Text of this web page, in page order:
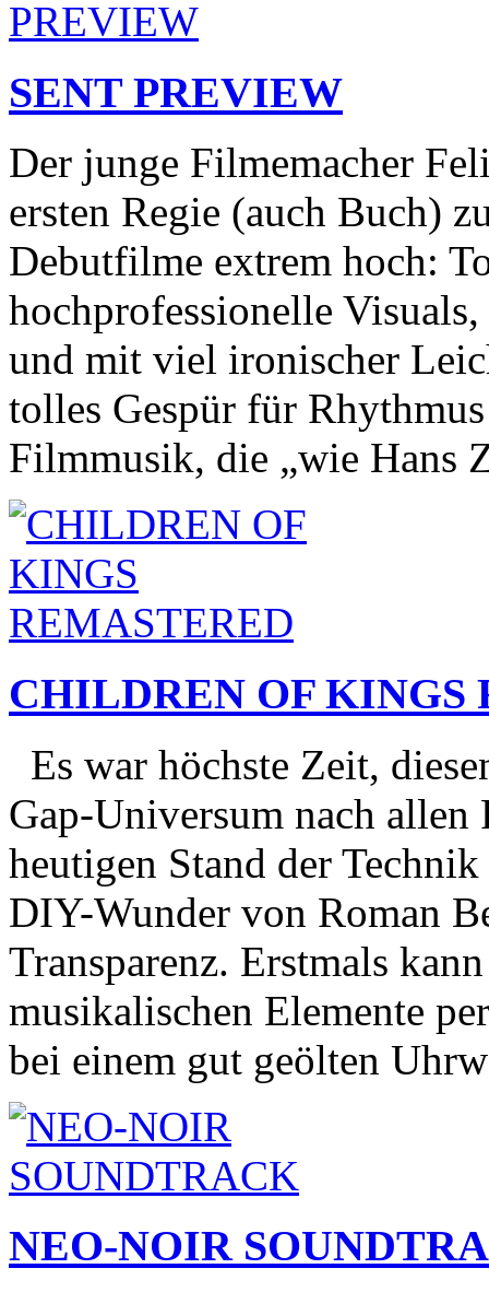
SENT PREVIEW
Der junge Filmemacher
ersten Regie (auch Buch)
Debutfilme extrem hoch:
hochprofessionelle
und mit viel ironischer
tolles Gespür für
Filmmusik, die „wie
CHILDREN OF KINGS
Es war höchste Zeit,
Gap-Universum nach allen
heutigen Stand der
DIY-Wunder von Roman
Transparenz. Erstmals
musikalischen Elemente
bei einem gut geölten
NEO-NOIR